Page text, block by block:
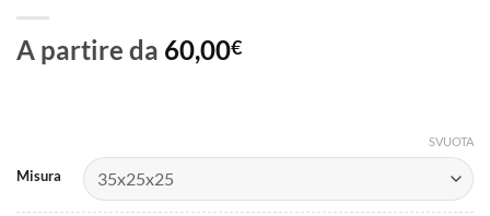
A partire da 60,00€
Misura
SVUOTA